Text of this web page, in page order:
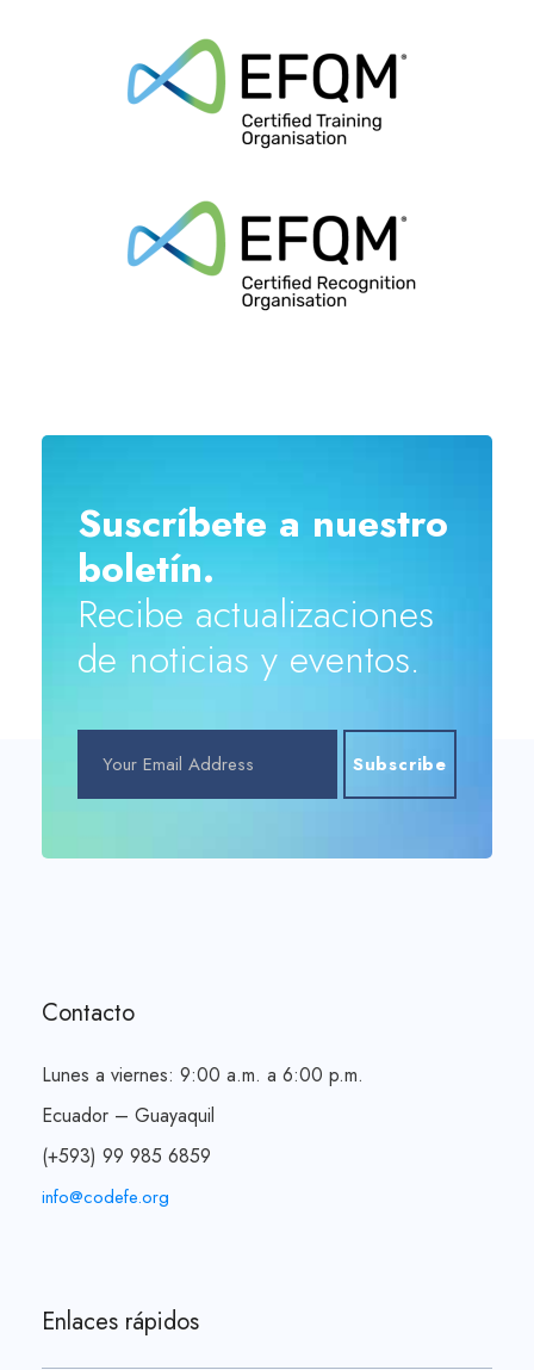
Suscríbete a nuestro
boletín.
Recibe actualizaciones
de noticias y eventos.
Contacto
Lunes a viernes: 9:00 a.m. a 6:00 p.m.
Ecuador – Guayaquil
(+593) 99 985 6859
info@codefe.org
Enlaces rápidos